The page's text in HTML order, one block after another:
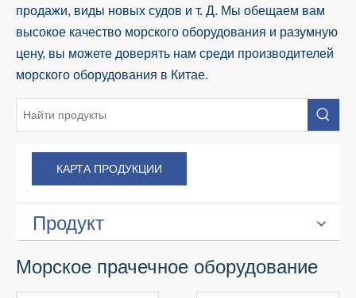
продажи, виды новых судов и т. Д. Мы обещаем вам
высокое качество морского оборудования и разумную
цену, вы можете доверять нам среди производителей
морского оборудования в Китае.
КАРТА ПРОДУКЦИИ
Продукт
Морское прачечное оборудование